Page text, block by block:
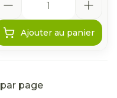
Ajouter au panier
par page